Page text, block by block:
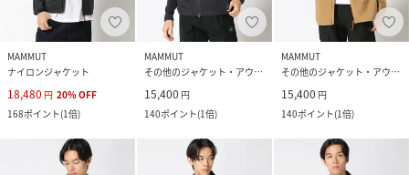
MAMMUT
ナイロンジャケット
18,480 円 20%OFF
168ポイント(1倍)
MAMMUT
その他のジャケット・アウター
15,400 円
140ポイント(1倍)
MAMMUT
その他のジャケット・アウター
15,400 円
140ポイント(1倍)